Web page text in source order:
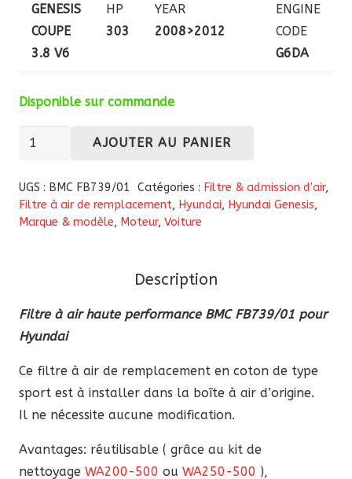
GENESIS
COUPE
3.8 V6
HP
303
YEAR
2008>2012
ENGINE
CODE
G6DA
Disponible sur commande
quantité
Filtre
à
air
FB739/01
pour
AJOUTER AU PANIER
UGS : BMC FB739/01 Catégories : Filtre & admission d'air,
Filtre à air de remplacement, Hyundai, Hyundai Genesis,
Marque & modèle, Moteur, Voiture
Description
Filtre à air haute performance BMC FB739/01 pour
Hyundai
Ce filtre à air de remplacement en coton de type
sport est à installer dans la boîte à air d’origine.
Il ne nécessite aucune modification.
Avantages: réutilisable ( grâce au kit de
nettoyage WA200-500 ou WA250-500 ),